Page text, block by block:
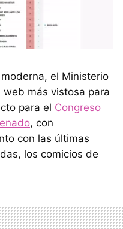
el Ministerio
más vistosa para
para el Congreso
, con
con las últimas
los comicios de